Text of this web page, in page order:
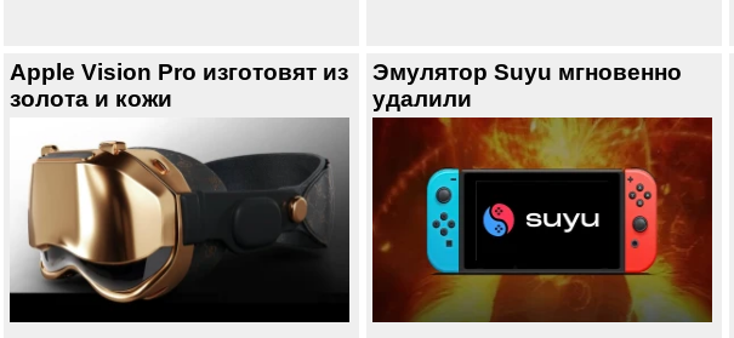
Apple Vision Pro изготовят из
золота и кожи
Эмулятор Suyu мгновенно
удалили